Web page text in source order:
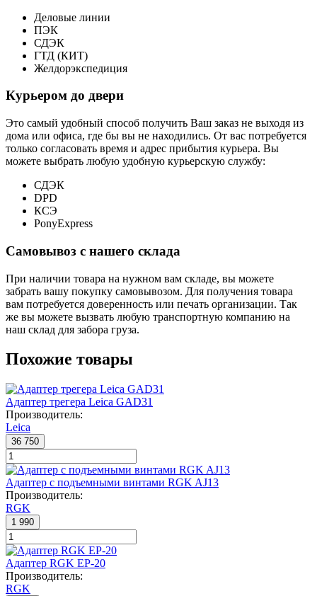
Деловые линии
ПЭК
СДЭК
ГТД (КИТ)
Желдорэкспедиция
Курьером до двери
Это самый удобный способ получить Ваш заказ не выходя из
дома или офиса, где бы вы не находились. От вас потребуется
только согласовать время и адрес прибытия курьера. Вы
можете выбрать любую удобную курьерскую службу:
СДЭК
DPD
КСЭ
PonyExpress
Самовывоз с нашего склада
При наличии товара на нужном вам складе, вы можете
забрать вашу покупку самовывозом. Для получения товара
вам потребуется доверенность или печать организации. Так
же вы можете вызвать любую транспортную компанию на
наш склад для забора груза.
Похожие товары
Адаптер трегера Leica GAD31
Производитель:
Leica
36 750
Адаптер с подъемными винтами RGK AJ13
Производитель:
RGK
1 990
Адаптер RGK EP-20
Производитель:
RGK